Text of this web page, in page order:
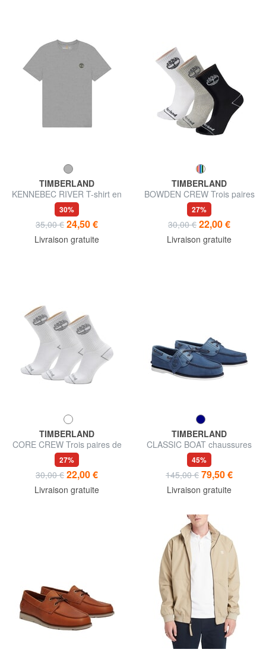
TIMBERLAND
KENNEBEC RIVER T-shirt en
coton
30%
35,00 € 24,50 €
Livraison gratuite
TIMBERLAND
BOWDEN CREW Trois paires
de chaussettes
27%
30,00 € 22,00 €
Livraison gratuite
TIMBERLAND
CORE CREW Trois paires de
chaussettes
27%
30,00 € 22,00 €
Livraison gratuite
TIMBERLAND
CLASSIC BOAT chaussures
bateau en cuir
45%
145,00 € 79,50 €
Livraison gratuite